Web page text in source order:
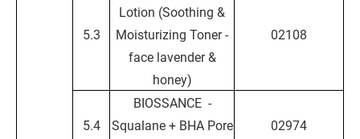
5.3
Lotion (Soothing &
Moisturizing Toner -
face lavender &
honey)
02108
5.4
BIOSSANCE -
Squalane + BHA Pore
02974